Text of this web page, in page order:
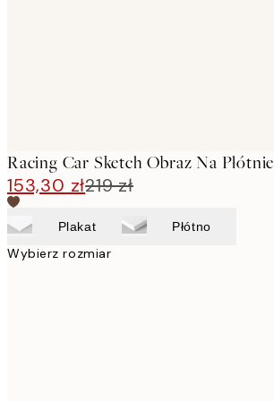
Racing Car Sketch Obraz Na Płótnie
153,30 zł219 zł
Plakat Płótno
Wybierz rozmiar